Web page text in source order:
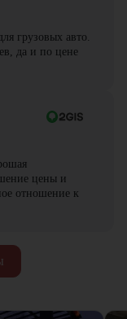
грузовых авто.
да и по цене
цены и
отношение к